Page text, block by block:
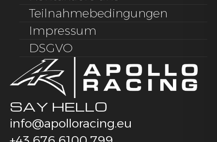
Teilnahmebedingungen
Impressum
DSGVO
SAY HELLO
info@apolloracing.eu